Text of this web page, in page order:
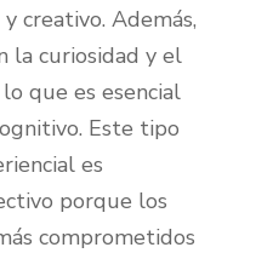
creativo. Además,
la curiosidad y el
que es esencial
Este tipo
es
porque los
comprometidos